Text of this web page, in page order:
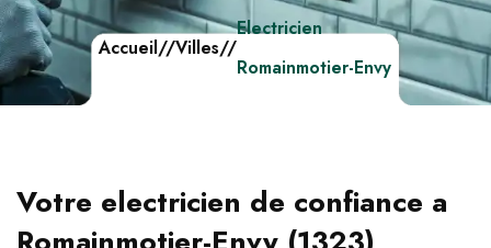
Accueil//Villes//
Electricien
Romainmotier-Envy
Votre electricien de confiance a